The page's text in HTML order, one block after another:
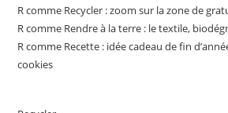
R comme Recycler : zoom sur la zone de
R comme Rendre à la terre : le textile,
R comme Recette : idée cadeau de fin
cookies